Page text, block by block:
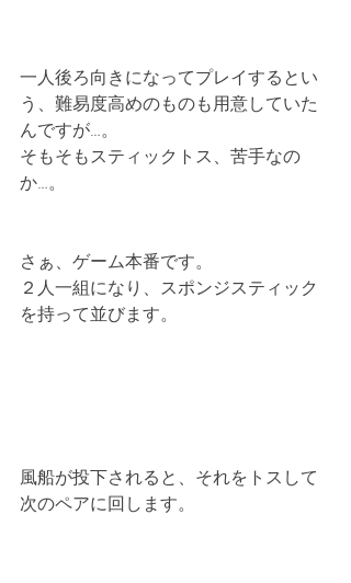
一人後ろ向きになってプレイするとい
う、難易度高めのものも用意していた
んですが…。
そもそもスティックトス、苦手なの
か…。
さぁ、ゲーム本番です。
２人一組になり、スポンジスティック
を持って並びます。
風船が投下されると、それをトスして
次のペアに回します。